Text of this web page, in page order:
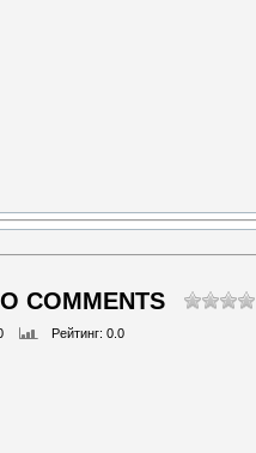
COMMENTS
Рейтинг: 0.0